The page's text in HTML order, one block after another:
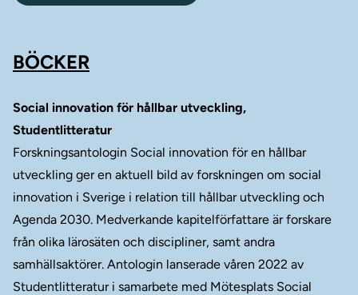
BÖCKER
Social innovation för hållbar utveckling,
Studentlitteratur
Forskningsantologin Social innovation för en hållbar
utveckling ger en aktuell bild av forskningen om social
innovation i Sverige i relation till hållbar utveckling och
Agenda 2030. Medverkande kapitelförfattare är forskare
från olika lärosäten och discipliner, samt andra
samhällsaktörer. Antologin lanserade våren 2022 av
Studentlitteratur i samarbete med Mötesplats Social